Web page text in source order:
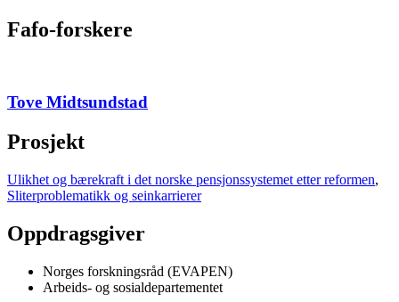
Fafo-forskere
Tove Midtsundstad
Prosjekt
Ulikhet og bærekraft i det norske pensjonssystemet etter reformen,
Sliterproblematikk og seinkarrierer
Oppdragsgiver
Norges forskningsråd (EVAPEN)
Arbeids- og sosialdepartementet